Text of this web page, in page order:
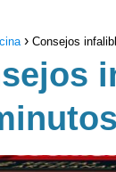
Consejos